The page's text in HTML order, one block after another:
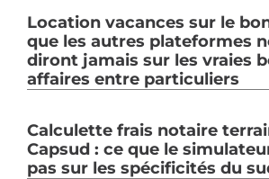
Location vacances sur le
que les autres plateformes
diront jamais sur les vraies
affaires entre particuliers
Calculette frais notaire
Capsud : ce que le
pas sur les spécificités du